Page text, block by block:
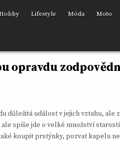
Lifestyle Móda Moto
opravdu
událost v jejich vztahu, ale
spíše jde o velké množství
koupit prstýnky, pozvat kapelu